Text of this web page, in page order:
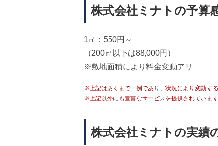
株式会社ミナトの予算
1㎡：550円～
（200㎡以下は88,000円）
※敷地面積により料金変動アリ
※上記はあくまで一例であり、状況により変動す
※上記以外にも豊富なサービスを提供されていま
株式会社ミナトの実績